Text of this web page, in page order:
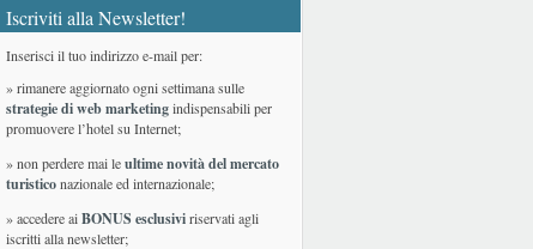
Iscriviti alla Newsletter!
Inserisci il tuo indirizzo e-mail per:
» rimanere aggiornato ogni settimana sulle
strategie di web marketingindispensabili per
promuovere l’hotel su Internet;
» non perdere mai leultime novità del mercato
turisticonazionale ed internazionale;
» accedere aiBONUS esclusiviriservati agli
iscritti alla newsletter;